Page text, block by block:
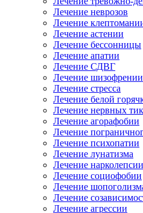
Лечение неврозов
Лечение
Лечение астении
Лечение бессонницы
Лечение апатии
Лечение СДВГ
Лечение шизофрении
Лечение стресса
Лечение белой
Лечение нервных
Лечение агорафобии
Лечение
Лечение психопатии
Лечение лунатизма
Лечение нарколепсии
Лечение социофобии
Лечение
Лечение
Лечение агрессии